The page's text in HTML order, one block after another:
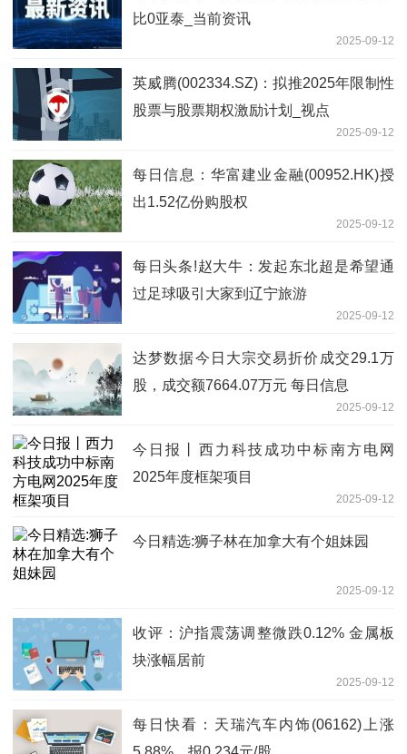
比0亚泰_当前资讯
2025-09-12
英威腾(002334.SZ)：拟推2025年限制性
股票与股票期权激励计划_视点
2025-09-12
每日信息：华富建业金融(00952.HK)授
出1.52亿份购股权
2025-09-12
每日头条!赵大牛：发起东北超是希望通
过足球吸引大家到辽宁旅游
2025-09-12
达梦数据今日大宗交易折价成交29.1万
股，成交额7664.07万元 每日信息
2025-09-12
今日报丨西力科技成功中标南方电网
2025年度框架项目
2025-09-12
今日精选:狮子林在加拿大有个姐妹园
2025-09-12
收评：沪指震荡调整微跌0.12% 金属板
块涨幅居前
2025-09-12
每日快看：天瑞汽车内饰(06162)上涨